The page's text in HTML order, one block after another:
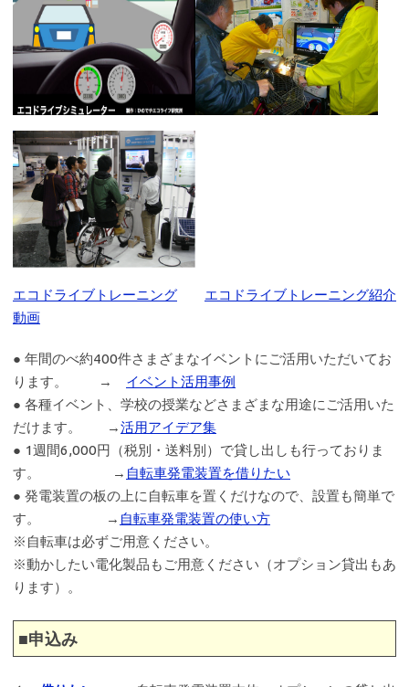
エコドライブトレーニング
エコドライブトレーニング紹介
動画
● 年間のべ約400件さまざまなイベントにご活用いただいてお
ります。 → イベント活用事例
● 各種イベント、学校の授業などさまざまな用途にご活用いた
だけます。 →活用アイデア集
● 1週間6,000円（税別・送料別）で貸し出しも行っておりま
す。 → 自転車発電装置を借りたい
● 発電装置の板の上に自転車を置くだけなので、設置も簡単で
す。 → 自転車発電装置の使い方
※自転車は必ずご用意ください。
※動かしたい電化製品もご用意ください（オプション貸出もあ
ります）。
■申込み